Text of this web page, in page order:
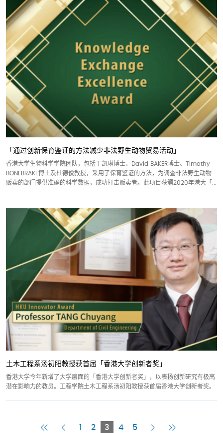
「通过创新保育鉴证的方法减少非法野生动物贸易活动」
香港大学生物科学学院团队，包括丁凯琳博士、David BAKER博士、Timothy
BONEBRAKE博士及杜德俊教授，采用了保育鉴证的方法，为调查非法野生动物
贩卖的部门提供准确的科学数据，成功打击贩卖者。此项目获颁2020年港大「...
土木工程系汤初阳教授获首届「香港大学创新者奖」
香港大学今年新增了大学层面的「香港大学创新者奖」，以表扬创新研究有极高
潜在影响力的教员。工程学院土木工程系汤初阳教授获首届香港大学创新者奖。
FirstPrevious
1 2 3Current
4 5
Next Last